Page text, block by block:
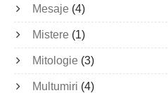
Mesaje (4)
Mistere (1)
Mitologie (3)
Multumiri (4)